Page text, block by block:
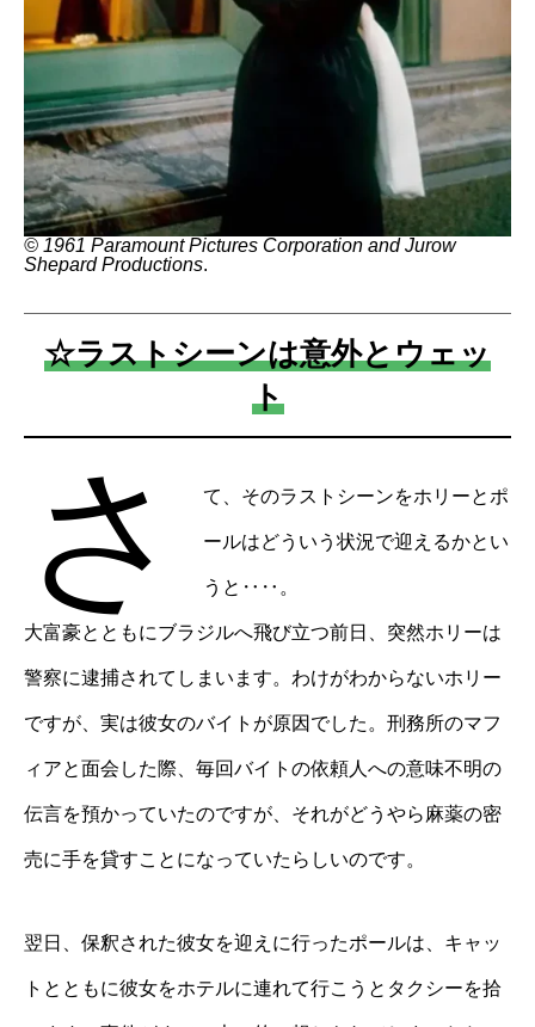
©︎ 1961 Paramount Pictures Corporation and Jurow
Shepard Productions.
☆ラストシーンは意外とウェッ
ト
さ て、そのラストシーンをホリーとポ
ールはどういう状況で迎えるかとい
うと‥‥。
大富豪とともにブラジルへ飛び立つ前日、突然ホリーは
警察に逮捕されてしまいます。わけがわからないホリー
ですが、実は彼女のバイトが原因でした。刑務所のマフ
ィアと面会した際、毎回バイトの依頼人への意味不明の
伝言を預かっていたのですが、それがどうやら麻薬の密
売に手を貸すことになっていたらしいのです。
翌日、保釈された彼女を迎えに行ったポールは、キャッ
トとともに彼女をホテルに連れて行こうとタクシーを拾